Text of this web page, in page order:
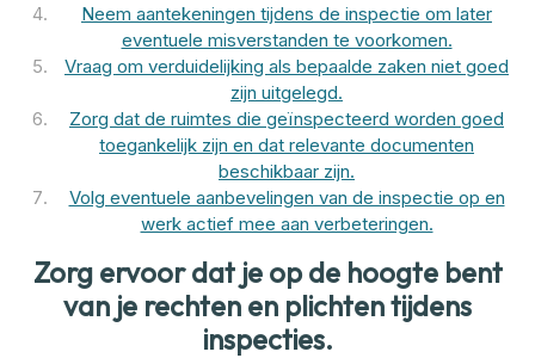
Neem aantekeningen tijdens de inspectie om later
eventuele misverstanden te voorkomen.
Vraag om verduidelijking als bepaalde zaken niet goed
zijn uitgelegd.
Zorg dat de ruimtes die geïnspecteerd worden goed
toegankelijk zijn en dat relevante documenten
beschikbaar zijn.
Volg eventuele aanbevelingen van de inspectie op en
werk actief mee aan verbeteringen.
Zorg ervoor dat je op de hoogte bent
van je rechten en plichten tijdens
inspecties.